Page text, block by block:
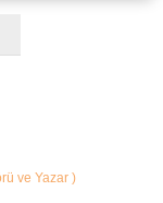
ve Yazar )